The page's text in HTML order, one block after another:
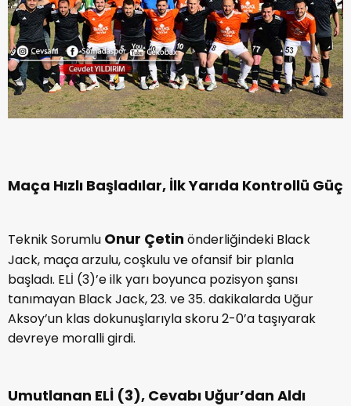
Maça Hızlı Başladılar, İlk Yarıda Kontrollü Güç
Teknik Sorumlu Onur Çetin önderliğindeki Black
Jack, maça arzulu, coşkulu ve ofansif bir planla
başladı. ELİ (3)’e ilk yarı boyunca pozisyon şansı
tanımayan Black Jack, 23. ve 35. dakikalarda Uğur
Aksoy’un klas dokunuşlarıyla skoru 2-0’a taşıyarak
devreye moralli girdi.
Umutlanan ELİ (3), Cevabı Uğur’dan Aldı